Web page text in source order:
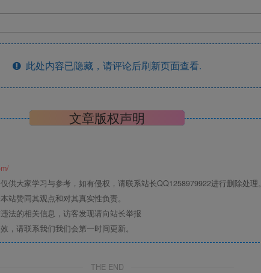
此处内容已隐藏，请评论后刷新页面查看.
文章版权声明
供大家学习与参考，如有侵权，请联系站长QQ1258979922进行删除处理。
站赞同其观点和对其真实性负责。
法的相关信息，访客发现请向站长举报
，请联系我们我们会第一时间更新。
THE END